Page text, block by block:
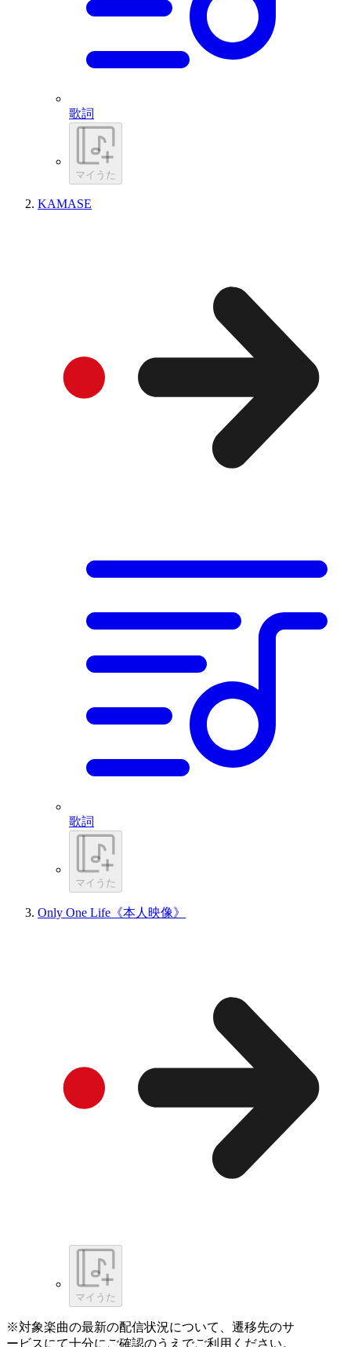
歌詞
マイうた
KAMASE
歌詞
マイうた
Only One Life《本人映像》
マイうた
※対象楽曲の最新の配信状況について、遷移先のサ
ービスにて十分にご確認のうえでご利用ください。